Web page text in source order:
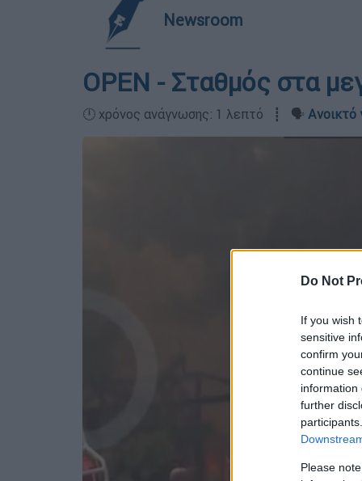
Do Not
If you wish
sensitive
confirm
continue
information
further
Please
Newsroom
ΟΡΕΝ - Σταθμός στα
🕛 χρόνος ανάγνωσης: 1 λεπτό ┋ 🗣️ Ανοικτό